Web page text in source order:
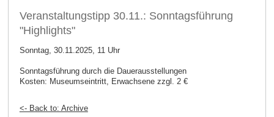
Veranstaltungstipp 30.11.: Sonntagsführung
"Highlights"
Sonntag, 30.11.2025, 11 Uhr
Sonntagsführung durch die Dauerausstellungen
Kosten: Museumseintritt, Erwachsene zzgl. 2 €
<- Back to: Archive